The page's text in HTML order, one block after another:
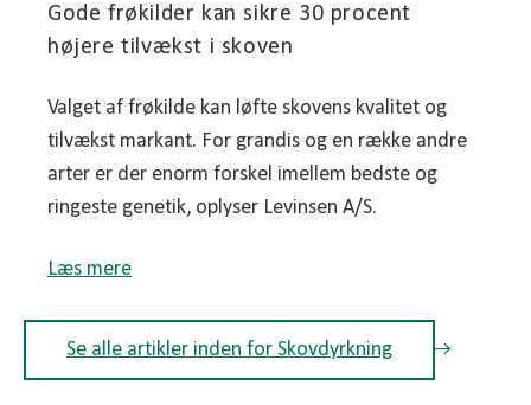
Gode frøkilder kan sikre 30 procent
højere tilvækst i skoven
Valget af frøkilde kan løfte skovens kvalitet og
tilvækst markant. For grandis og en række andre
arter er der enorm forskel imellem bedste og
ringeste genetik, oplyser Levinsen A/S.
Læs mere
Se alle artikler inden for Skovdyrkning